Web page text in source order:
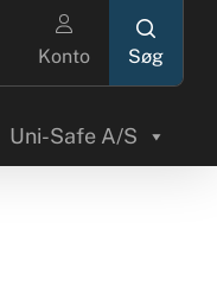
Konto
search
Uni-Safe A/S